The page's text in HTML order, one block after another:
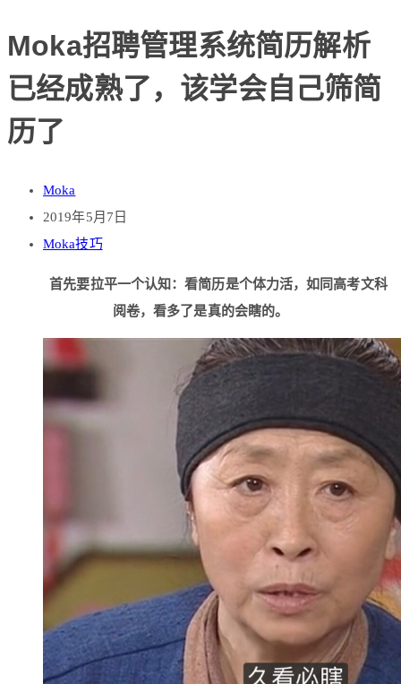
Moka招聘管理系统简历解析
已经成熟了，该学会自己筛简
历了
Moka
2019年5月7日
Moka技巧
首先要拉平一个认知：看简历是个体力活，如同高考文科
阅卷，看多了是真的会瞎的。